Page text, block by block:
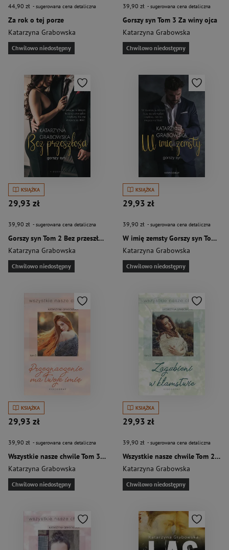
44,90 zł - sugerowana cena detaliczna
Za rok o tej porze
Katarzyna Grabowska
Chwilowo niedostępny
39,90 zł - sugerowana cena detaliczna
Gorszy syn Tom 3 Za winy ojca
Katarzyna Grabowska
Chwilowo niedostępny
KSIĄŻKA
29,93 zł
39,90 zł - sugerowana cena detaliczna
Gorszy syn Tom 2 Bez przeszłości
Katarzyna Grabowska
Chwilowo niedostępny
KSIĄŻKA
29,93 zł
39,90 zł - sugerowana cena detaliczna
W imię zemsty Gorszy syn Tom 1
Katarzyna Grabowska
Chwilowo niedostępny
KSIĄŻKA
29,93 zł
39,90 zł - sugerowana cena detaliczna
Wszystkie nasze chwile Tom 3 Przeznaczenie ma twoje imię
Katarzyna Grabowska
Chwilowo niedostępny
KSIĄŻKA
29,93 zł
39,90 zł - sugerowana cena detaliczna
Wszystkie nasze chwile Tom 2. Zagubieni w kłamstwie
Katarzyna Grabowska
Chwilowo niedostępny